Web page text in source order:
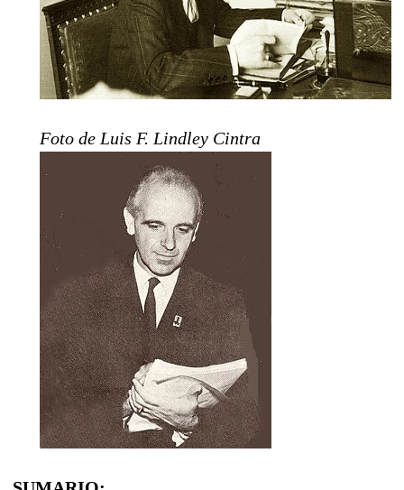
Foto de Luis F. Lindley Cintra